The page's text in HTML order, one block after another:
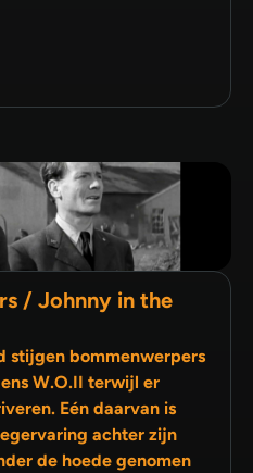
/ Johnny in the
stijgen bommenwerpers
W.O.II terwijl er
achter zijn